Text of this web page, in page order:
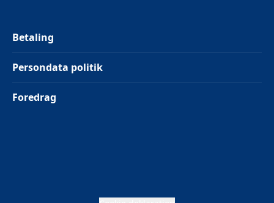
Betaling
Persondata politik
Foredrag